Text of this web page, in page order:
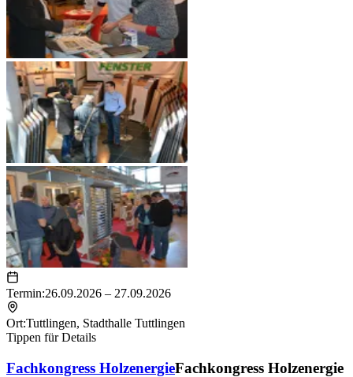
Termin:26.09.2026 – 27.09.2026
Ort:Tuttlingen, Stadthalle Tuttlingen
Tippen für Details
Fachkongress HolzenergieFachkongress Holzenergie